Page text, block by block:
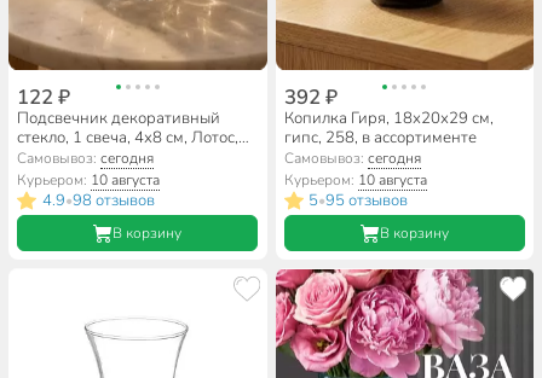
122 ₽
Подсвечник декоративный
стекло, 1 свеча, 4х8 см, Лотос,
306677
Самовывоз:сегодня
Курьером: 10 августа
4.9•98 отзывов
В корзину
392 ₽
Копилка Гиря, 18х20х29 см,
гипс, 258, в ассортименте
Самовывоз: сегодня
Курьером: 10 августа
5•95 отзывов
В корзину